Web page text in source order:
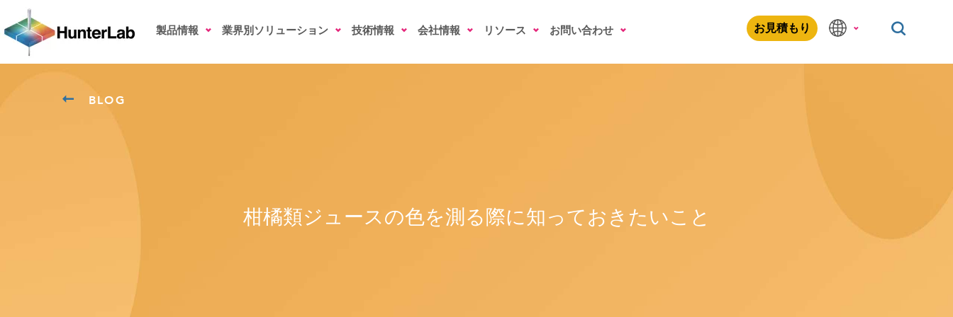
製品情報 業界別ソリューション 技術情報 会社情報 リソース お問い合わせ お見積もり
BLOG
柑橘類ジュースの色を測る際に知っておきたいこと